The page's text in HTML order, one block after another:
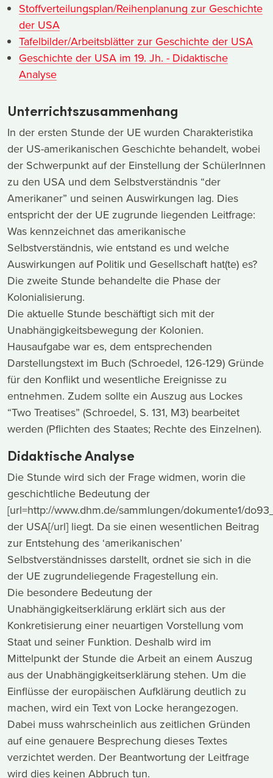
Stoffverteilungsplan/Reihenplanung zur Geschichte
der USA
Tafelbilder/Arbeitsblätter zur Geschichte der USA
Geschichte der USA im 19. Jh. - Didaktische
Analyse
Unterrichtszusammenhang
In der ersten Stunde der UE wurden Charakteristika
der US-amerikanischen Geschichte behandelt, wobei
der Schwerpunkt auf der Einstellung der SchülerInnen
zu den USA und dem Selbstverständnis “der
Amerikaner” und seinen Auswirkungen lag. Dies
entspricht der der UE zugrunde liegenden Leitfrage:
Was kennzeichnet das amerikanische
Selbstverständnis, wie entstand es und welche
Auswirkungen auf Politik und Gesellschaft hat(te) es?
Die zweite Stunde behandelte die Phase der
Kolonialisierung.
Die aktuelle Stunde beschäftigt sich mit der
Unabhängigkeitsbewegung der Kolonien.
Hausaufgabe war es, dem entsprechenden
Darstellungstext im Buch (Schroedel, 126-129) Gründe
für den Konflikt und wesentliche Ereignisse zu
entnehmen. Zudem sollte ein Auszug aus Lockes
“Two Treatises” (Schroedel, S. 131, M3) bearbeitet
werden (Pflichten des Staates; Rechte des Einzelnen).
Didaktische Analyse
Die Stunde wird sich der Frage widmen, worin die
geschichtliche Bedeutung der
[url=http://www.dhm.de/sammlungen/dokumente1/
der USA[/url] liegt. Da sie einen wesentlichen Beitrag
zur Entstehung des ‘amerikanischen’
Selbstverständnisses darstellt, ordnet sie sich in die
der UE zugrundeliegende Fragestellung ein.
Die besondere Bedeutung der
Unabhängigkeitserklärung erklärt sich aus der
Konkretisierung einer neuartigen Vorstellung vom
Staat und seiner Funktion. Deshalb wird im
Mittelpunkt der Stunde die Arbeit an einem Auszug
aus der Unabhängigkeitserklärung stehen. Um die
Einflüsse der europäischen Aufklärung deutlich zu
machen, wird ein Text von Locke herangezogen.
Dabei muss wahrscheinlich aus zeitlichen Gründen
auf eine genauere Besprechung dieses Textes
verzichtet werden. Der Beantwortung der Leitfrage
wird dies keinen Abbruch tun.